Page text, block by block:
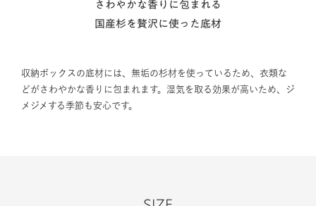
さわやかな香りに包まれる
国産杉を贅沢に使った底材
収納ボックスの底材には、無垢の杉材を使っているため、衣類な
どがさわやかな香りに包まれます。湿気を取る効果が高いため、ジ
メジメする季節も安心です。